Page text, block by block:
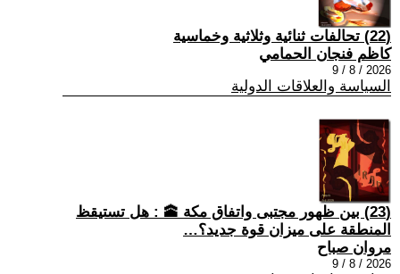
(22) تحالفات ثنائية وثلاثية وخماسية
كاظم فنجان الحمامي
2026 / 8 / 9
السياسة والعلاقات الدولية
(23) بين ظهور مجتبى واتفاق مكة 🕋 : هل تستيقظ
المنطقة على ميزان قوة جديد؟…
مروان صباح
2026 / 8 / 9